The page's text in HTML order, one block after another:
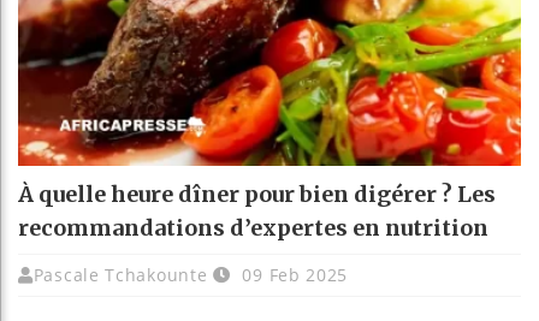
À quelle heure dîner pour bien digérer ? Les
recommandations d’expertes en nutrition
Pascale Tchakounte 09 Feb 2025